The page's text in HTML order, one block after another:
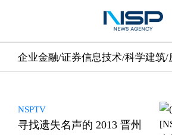
企业金融/证券信息技术/科学建筑/
NSPTV
寻找遗失名声的 2013 晋州